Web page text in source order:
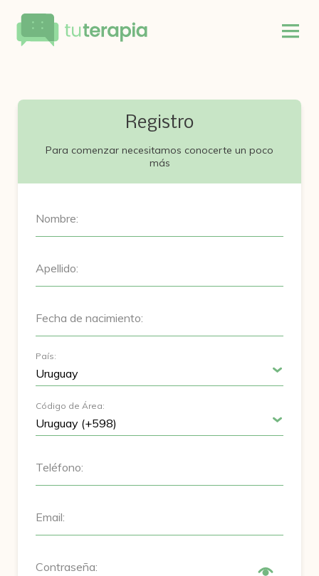
Registro
Para comenzar necesitamos conocerte un poco
más
Nombre:
Apellido:
Fecha de nacimiento:
País:
Código de Área:
Teléfono:
Email:
Contraseña: